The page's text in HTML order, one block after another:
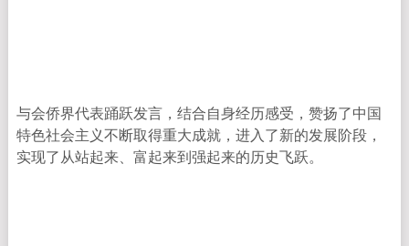
与会侨界代表踊跃发言，结合自身经历感受，赞扬了中国
特色社会主义不断取得重大成就，进入了新的发展阶段，
实现了从站起来、富起来到强起来的历史飞跃。